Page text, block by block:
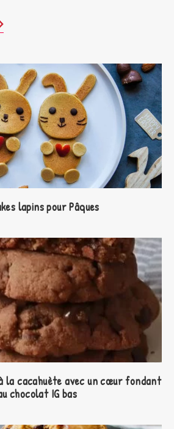
lapins pour Pâques
la cacahuète avec un cœur fondant
chocolat IG bas